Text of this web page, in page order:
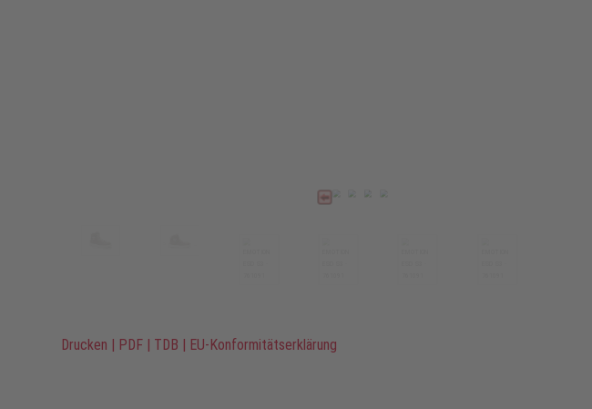
Drucken | PDF | TDB | EU-Konformitätserklärung